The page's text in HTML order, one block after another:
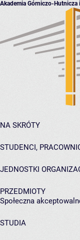
Akademia Górniczo-Hutnicza
NA SKRÓTY
STUDENCI,
JEDNOSTKI
PRZEDMIOTY
Społeczna
STUDIA